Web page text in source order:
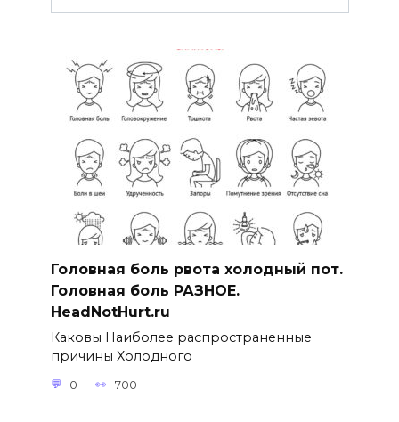
Головная боль рвота холодный пот.
Головная боль РАЗНОЕ.
HeadNotHurt.ru
Каковы Наиболее распространенные
причины Холодного
0 700